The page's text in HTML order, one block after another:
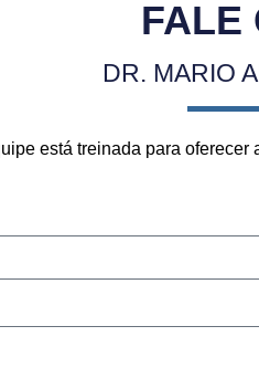
FALE
DR. MARIO
está treinada para